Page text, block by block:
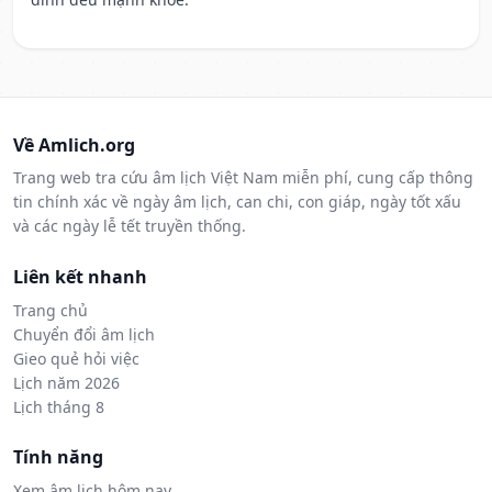
Về Amlich.org
Trang web tra cứu âm lịch Việt Nam miễn phí, cung cấp thông
tin chính xác về ngày âm lịch, can chi, con giáp, ngày tốt xấu
và các ngày lễ tết truyền thống.
Liên kết nhanh
Trang chủ
Chuyển đổi âm lịch
Gieo quẻ hỏi việc
Lịch năm 2026
Lịch tháng 8
Tính năng